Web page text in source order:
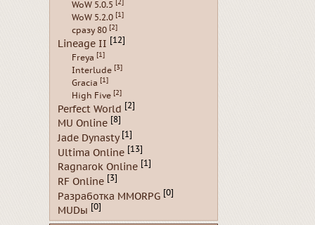
WoW 5.0.5 [2]
WoW 5.2.0 [1]
сразу 80 [2]
Lineage II [12]
Freya [1]
Interlude [3]
Gracia [1]
High Five [2]
Perfect World [2]
MU Online [8]
Jade Dynasty [1]
Ultima Online [13]
Ragnarok Online [1]
RF Online [3]
Разработка MMORPG [0]
MUDы [0]